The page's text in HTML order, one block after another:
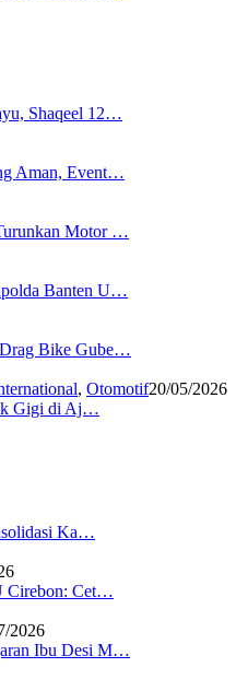
Shaqeel 12…
Aman, Event…
Motor …
Banten U…
Bike Gube…
, Otomotif20/05/2026
Gigi di Aj…
Ka…
Cirebon: Cet…
2026
Ibu Desi M…